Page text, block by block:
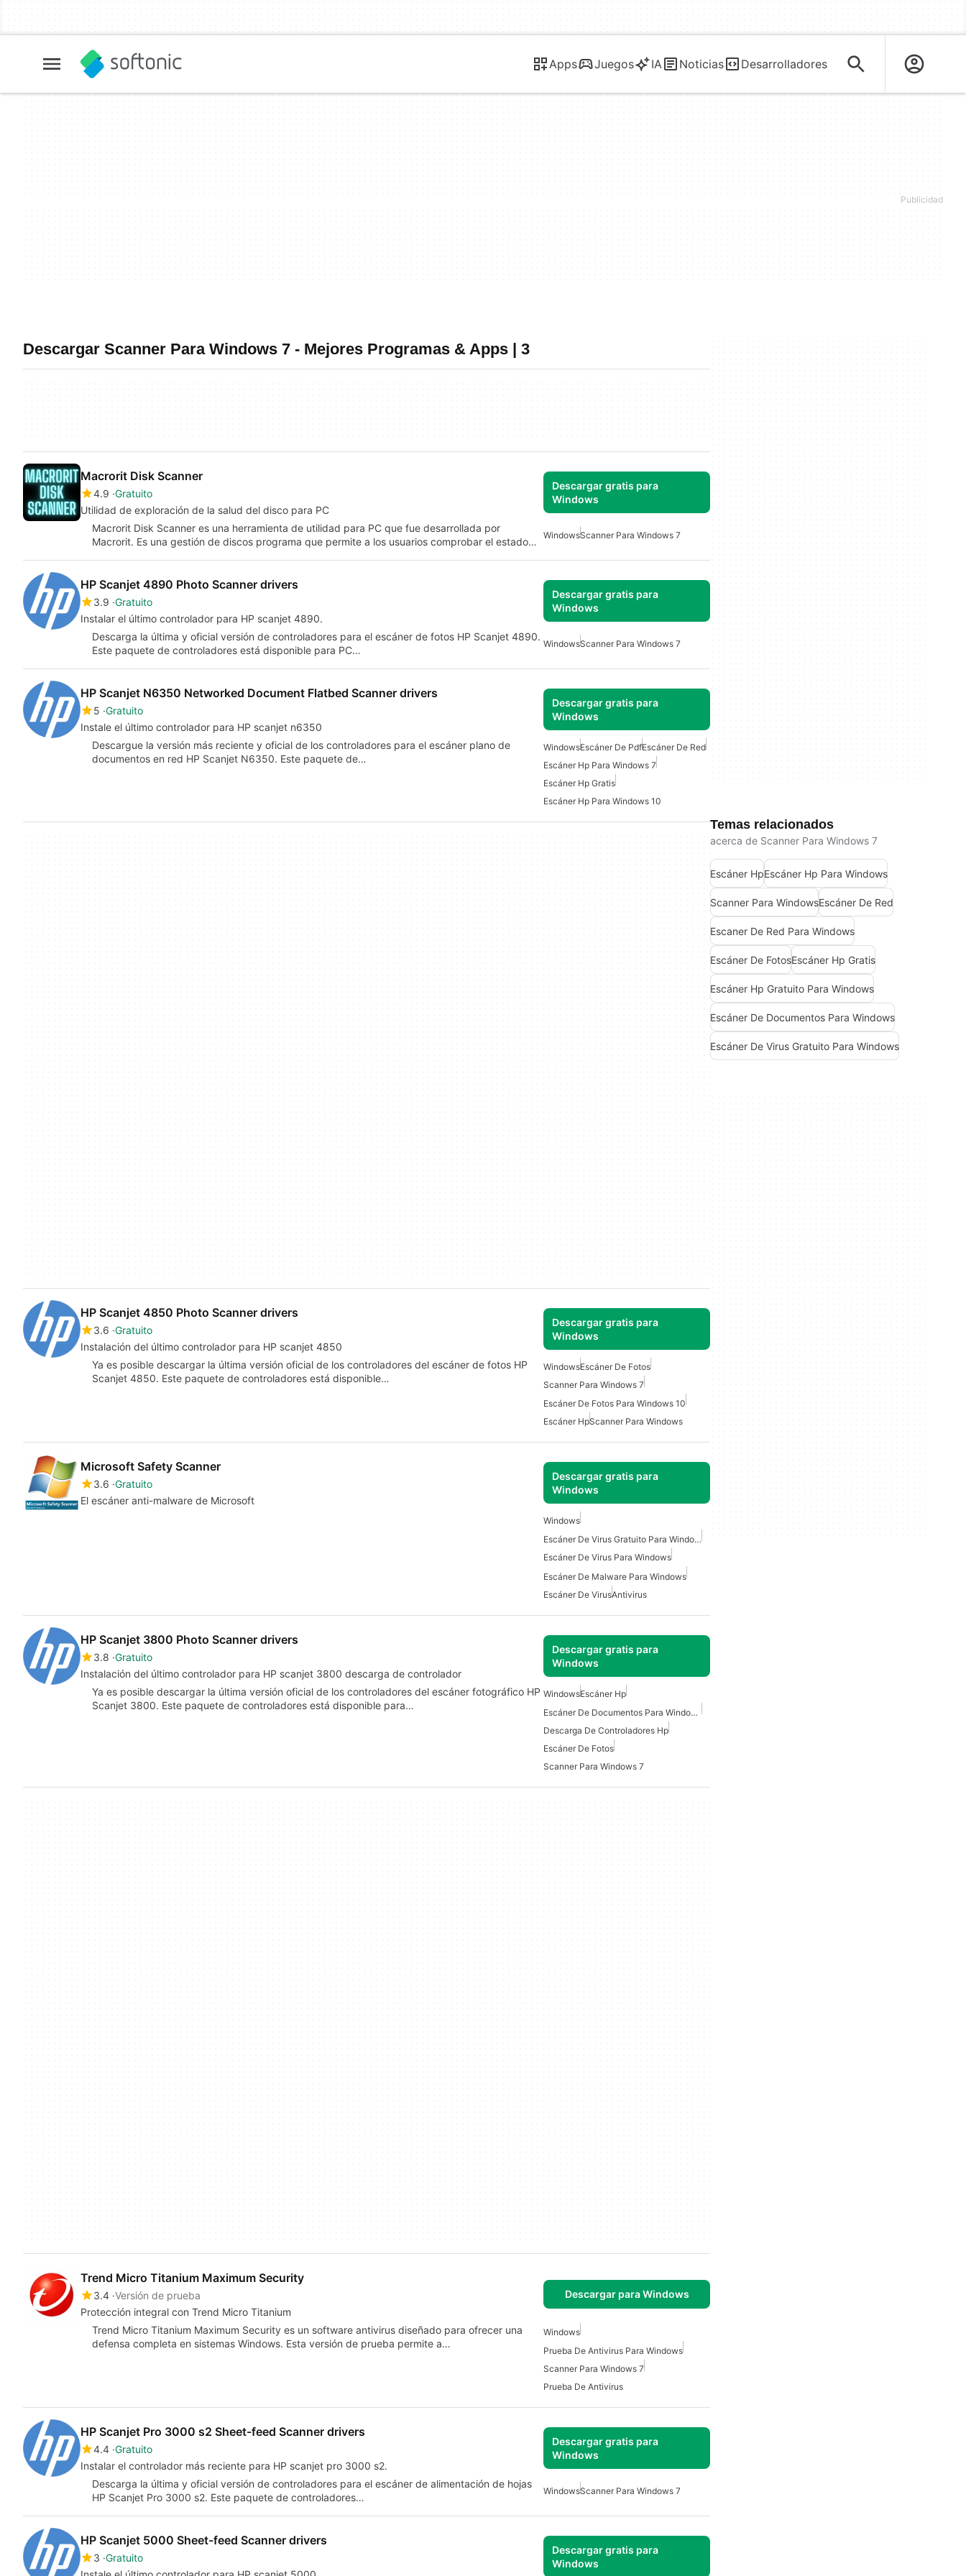
Apps Juegos IA Noticias Desarrolladores
Descargar Scanner Para Windows 7 - Mejores Programas & Apps | 3
Macrorit Disk Scanner
4.9 Gratuito
Utilidad de exploración de la salud del disco para PC
Descargar gratis para
Windows
Macrorit Disk Scanner es una herramienta de utilidad para PC que fue desarrollada por
Macrorit. Es una gestión de discos programa que permite a los usuarios comprobar el estado…
WindowsScanner Para Windows 7
HP Scanjet 4890 Photo Scanner drivers
3.9 Gratuito
Instalar el último controlador para HP scanjet 4890.
Descargar gratis para
Windows
Descarga la última y oficial versión de controladores para el escáner de fotos HP Scanjet 4890.
Este paquete de controladores está disponible para PC…
WindowsScanner Para Windows 7
HP Scanjet N6350 Networked Document Flatbed Scanner drivers
5 Gratuito
Instale el último controlador para HP scanjet n6350
Descargar gratis para
Windows
Descargue la versión más reciente y oficial de los controladores para el escáner plano de
documentos en red HP Scanjet N6350. Este paquete de…
WindowsEscáner De PdfEscáner De Red
Escáner Hp Para Windows 7
Escáner Hp Gratis
Escáner Hp Para Windows 10
HP Scanjet 4850 Photo Scanner drivers
3.6 Gratuito
Instalación del último controlador para HP scanjet 4850
Descargar gratis para
Windows
Ya es posible descargar la última versión oficial de los controladores del escáner de fotos HP
Scanjet 4850. Este paquete de controladores está disponible…
WindowsEscáner De Fotos
Scanner Para Windows 7
Escáner De Fotos Para Windows 10
Escáner HpScanner Para Windows
Microsoft Safety Scanner
3.6 Gratuito
El escáner anti-malware de Microsoft
Descargar gratis para
Windows
Windows
Escáner De Virus Gratuito Para Windows
Escáner De Virus Para Windows
Escáner De Malware Para Windows
Escáner De VirusAntivirus
HP Scanjet 3800 Photo Scanner drivers
3.8 Gratuito
Instalación del último controlador para HP scanjet 3800 descarga de controlador
Descargar gratis para
Windows
Ya es posible descargar la última versión oficial de los controladores del escáner fotográfico HP
Scanjet 3800. Este paquete de controladores está disponible para…
WindowsEscáner Hp
Escáner De Documentos Para Windows
Descarga De Controladores Hp
Escáner De Fotos
Scanner Para Windows 7
Trend Micro Titanium Maximum Security
3.4 Versión de prueba
Protección integral con Trend Micro Titanium
Descargar para Windows
Trend Micro Titanium Maximum Security es un software antivirus diseñado para ofrecer una
defensa completa en sistemas Windows. Esta versión de prueba permite a…
Windows
Prueba De Antivirus Para Windows
Scanner Para Windows 7
Prueba De Antivirus
HP Scanjet Pro 3000 s2 Sheet-feed Scanner drivers
4.4 Gratuito
Instalar el controlador más reciente para HP scanjet pro 3000 s2.
Descargar gratis para
Windows
Descarga la última y oficial versión de controladores para el escáner de alimentación de hojas
HP Scanjet Pro 3000 s2. Este paquete de controladores…
WindowsScanner Para Windows 7
HP Scanjet 5000 Sheet-feed Scanner drivers
3 Gratuito
Descargar gratis para
Windows
Temas relacionados
acerca de Scanner Para Windows 7
Escáner HpEscáner Hp Para Windows
Scanner Para WindowsEscáner De Red
Escaner De Red Para Windows
Escáner De FotosEscáner Hp Gratis
Escáner Hp Gratuito Para Windows
Escáner De Documentos Para Windows
Escáner De Virus Gratuito Para Windows